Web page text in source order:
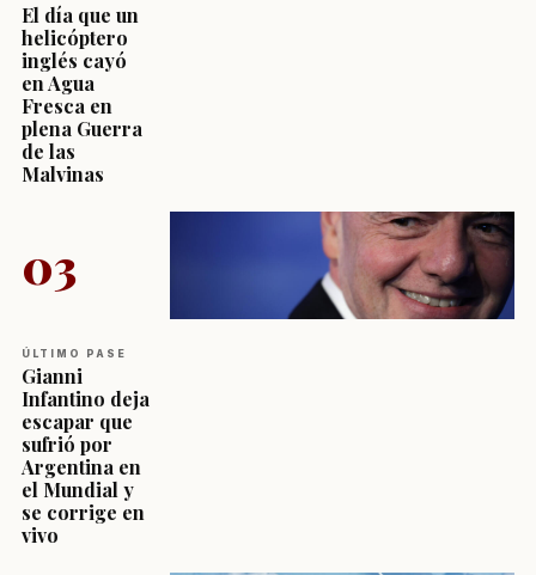
El día que un
helicóptero
inglés cayó
en Agua
Fresca en
plena Guerra
de las
Malvinas
03
ÚLTIMO PASE
Gianni
Infantino deja
escapar que
sufrió por
Argentina en
el Mundial y
se corrige en
vivo